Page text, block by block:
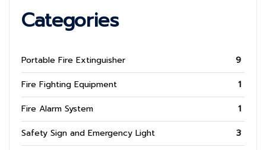
Categories
Portable Fire Extinguisher
9
Fire Fighting Equipment
1
Fire Alarm System
1
Safety Sign and Emergency Light
3